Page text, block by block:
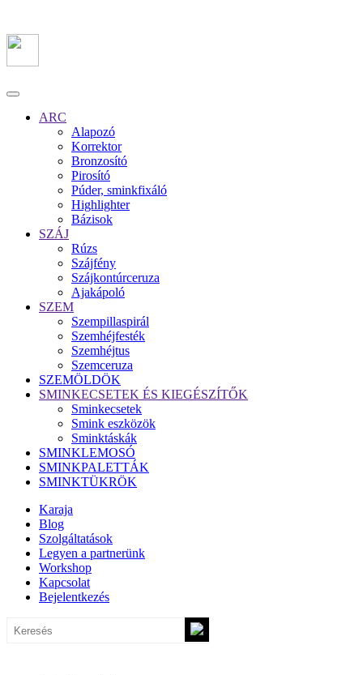
ARC
Alapozó
Korrektor
Bronzosító
Pirosító
Púder, sminkfixáló
Highlighter
Bázisok
SZÁJ
Rúzs
Szájfény
Szájkontúrceruza
Ajakápoló
SZEM
Szempillaspirál
Szemhéjfesték
Szemhéjtus
Szemceruza
SZEMÖLDÖK
SMINKECSETEK ÉS KIEGÉSZÍTŐK
Sminkecsetek
Smink eszközök
Sminktáskák
SMINKLEMOSÓ
SMINKPALETTÁK
SMINKTÜKRÖK
Karaja
Blog
Szolgáltatások
Legyen a partnerünk
Workshop
Kapcsolat
Bejelentkezés